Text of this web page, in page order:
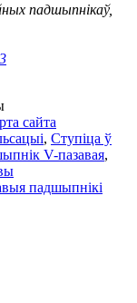
падшыпнікаў,
сайта
, Ступіца ў
V-пазавая,
падшыпнікі